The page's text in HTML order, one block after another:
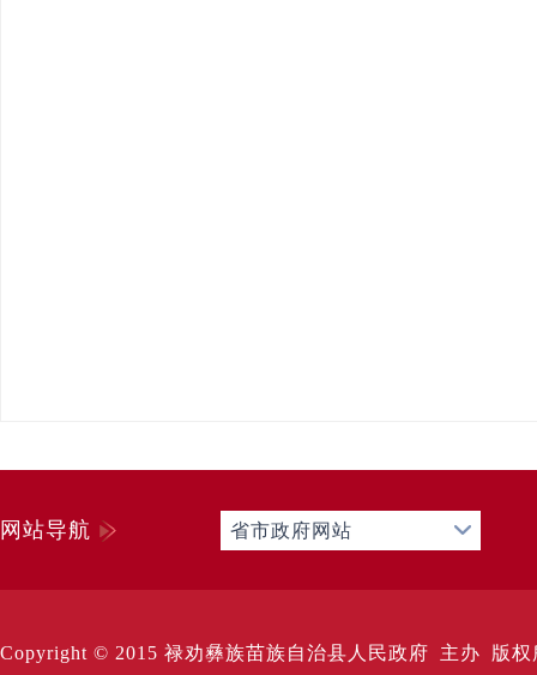
网站导航 省市政府网站
Copyright © 2015 禄劝彝族苗族自治县人民政府 主办 版